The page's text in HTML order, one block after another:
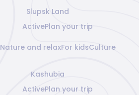
Slupsk Land
ActivePlan your trip
Nature and relaxFor kidsCulture
Kashubia
ActivePlan your trip